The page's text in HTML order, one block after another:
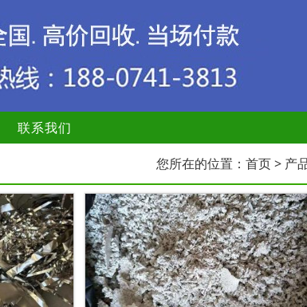
联系我们
您所在的位置： 首页> 产